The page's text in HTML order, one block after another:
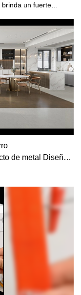
un fuerte
de metal Diseño
piedra marrón